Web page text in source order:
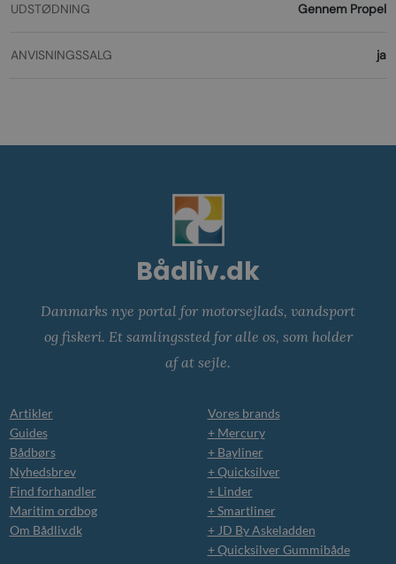
UDSTØDNING Gennem Propel
ANVISNINGSSALG ja
Bådliv.dk
Danmarks nye portal for motorsejlads, vandsport
og fiskeri. Et samlingssted for alle os, som holder
af at sejle.
Artikler
Guides
Bådbørs
Nyhedsbrev
Find forhandler
Maritim ordbog
Om Bådliv.dk
Vores brands
+ Mercury
+ Bayliner
+ Quicksilver
+ Linder
+ Smartliner
+ JD By Askeladden
+ Quicksilver Gummibåde